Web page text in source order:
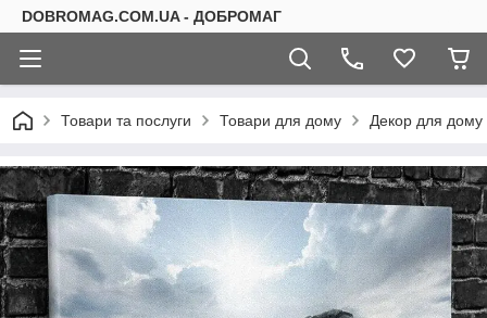
DOBROMAG.COM.UA - ДОБРОМАГ
Товари та послуги Товари для дому Декор для дому